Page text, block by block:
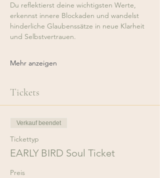
Du reflektierst deine wichtigsten Werte,
erkennst innere Blockaden und wandelst
hinderliche Glaubenssätze in neue Klarheit
und Selbstvertrauen.
Mehr anzeigen
Tickets
Verkauf beendet
Tickettyp
EARLY BIRD Soul Ticket
Preis